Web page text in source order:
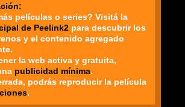
películas o series? Visitá la
de Peelink2 para descubrir los
y el contenido agregado
la web activa y gratuita,
publicidad mínima.
podrás reproducir la película
.